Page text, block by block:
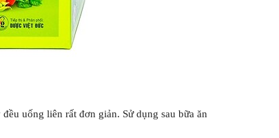
uống liên rất đơn giản. Sử dụng sau bữa ăn